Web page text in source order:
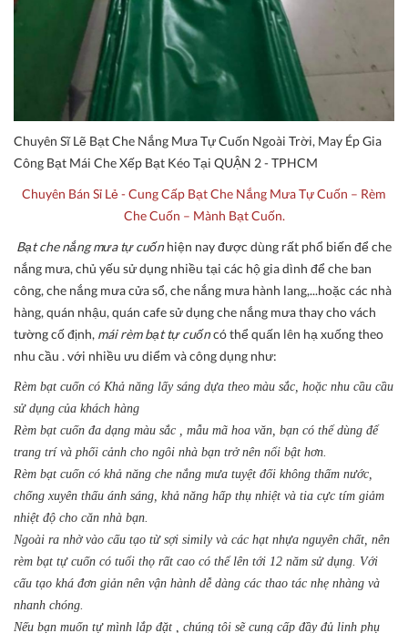
Chuyên Sĩ Lẽ Bạt Che Nắng Mưa Tự Cuốn Ngoài Trời, May Ép Gia
Công Bạt Mái Che Xếp Bạt Kéo Tại QUẬN 2 - TPHCM
Chuyên Bán Sỉ Lẻ - Cung Cấp Bạt Che Nắng Mưa Tự Cuốn – Rèm
Che Cuốn – Mành Bạt Cuốn.
Bạt che nắng mưa tự cuốnhiện nay được dùng rất phổ biến để che
nắng mưa, chủ yếu sử dụng nhiều tại các hộ gia dình để che ban
công, che nắng mưa cửa sổ, che nắng mưa hành lang,...hoặc các nhà
hàng, quán nhậu, quán cafe sử dụng che nắng mưa thay cho vách
tường cố định, mái rèm bạt tự cuốncó thể quấn lên hạ xuống theo
nhu cầu . với nhiều ưu diểm và công dụng như:
Rèm bạt cuốn có Khả năng lấy sáng dựa theo màu sắc, hoặc nhu cầu cầu
sử dụng của khách hàng
Rèm bạt cuốn đa dạng màu sắc , mẫu mã hoa văn, bạn có thể dùng để
trang trí và phối cảnh cho ngôi nhà bạn trở nên nổi bật hơn.
Rèm bạt cuốn có khả năng che nắng mưa tuyệt đối không thấm nước,
chống xuyên thấu ánh sáng, khả năng hấp thụ nhiệt và tia cực tím giảm
nhiệt độ cho căn nhà bạn.
Ngoài ra nhờ vào cấu tạo từ sợi simily và các hạt nhựa nguyên chất, nên
rèm bạt tự cuốn có tuổi thọ rất cao có thể lên tới 12 năm sử dụng. Với
cấu tạo khá đơn giản nên vận hành dễ dàng các thao tác nhẹ nhàng và
nhanh chóng.
Nếu bạn muốn tự mình lắp đặt , chúng tôi sẽ cung cấp đầy đủ linh phụ